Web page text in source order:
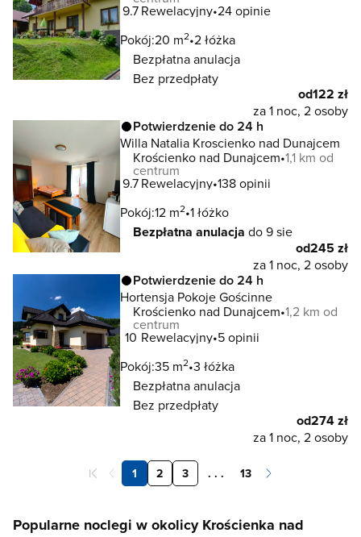
9.7Rewelacyjny 24 opinie
Pokój:20 m2 2 łóżka
Bezpłatna anulacja
Bez przedpłaty
od122 zł
za 1 noc, 2 osoby
Potwierdzenie do 24 h
Willa Natalia Kroscienko nad Dunajcem
Krościenko nad Dunajcem 1,1 km od
centrum
9.7Rewelacyjny 138 opinii
Pokój:12 m2 1 łóżko
Bezpłatna anulacja do 9 sie
od245 zł
za 1 noc, 2 osoby
Potwierdzenie do 24 h
Hortensja Pokoje Gościnne
Krościenko nad Dunajcem 1,2 km od
centrum
10 Rewelacyjny 5 opinii
Pokój:35 m2 3 łóżka
Bezpłatna anulacja
Bez przedpłaty
od274 zł
za 1 noc, 2 osoby
1 2 3 . . . 13
Popularne noclegi w okolicy Krościenka nad